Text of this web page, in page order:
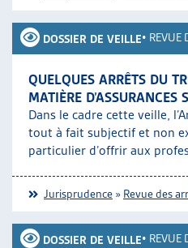
DOSSIER DE VEILLE• REVUE
QUELQUES ARRÊTS DU
MATIÈRE D’ASSURANCES
Dans le cadre cette veille,
tout à fait subjectif et non
particulier d’offrir aux
Jurisprudence » Revue des
DOSSIER DE VEILLE• REVUE